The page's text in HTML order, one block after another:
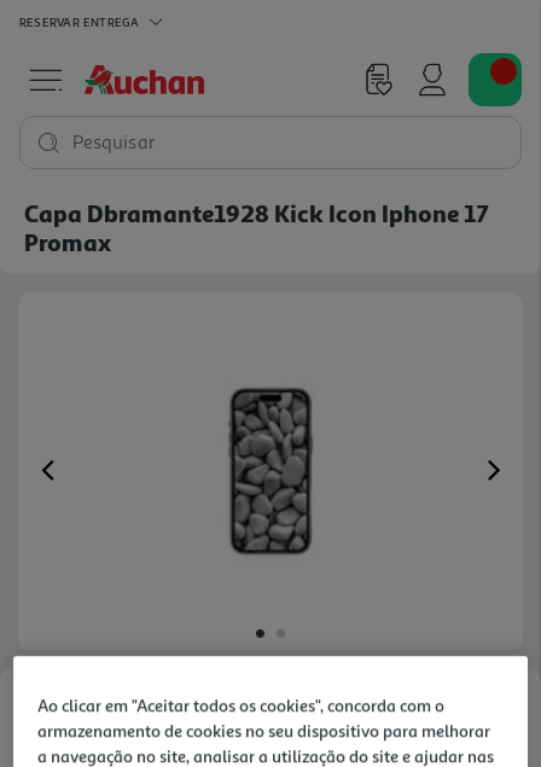
RESERVAR ENTREGA
Pesquisar
Capa Dbramante1928 Kick Icon Iphone 17
Promax
Previous
Faça a sua avaliação
Ref. / EAN:5711428066671
Ao clicar em "Aceitar todos os cookies", concorda com o
armazenamento de cookies no seu dispositivo para melhorar
a navegação no site, analisar a utilização do site e ajudar nas